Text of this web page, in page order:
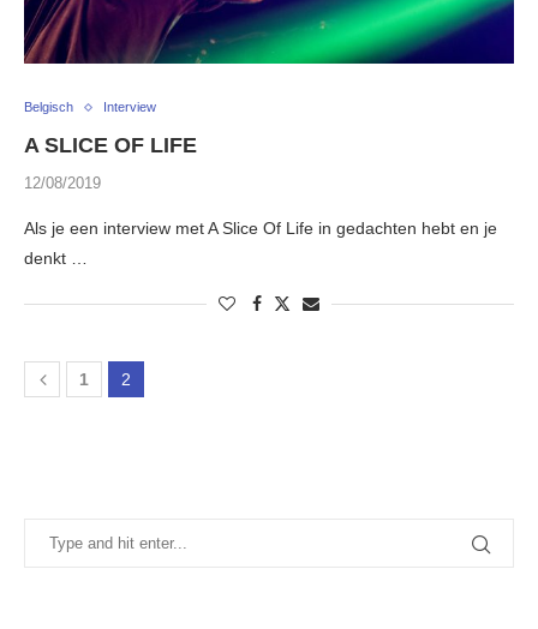
Belgisch Interview
A SLICE OF LIFE
12/08/2019
Als je een interview met A Slice Of Life in gedachten hebt en je
denkt …
1 2